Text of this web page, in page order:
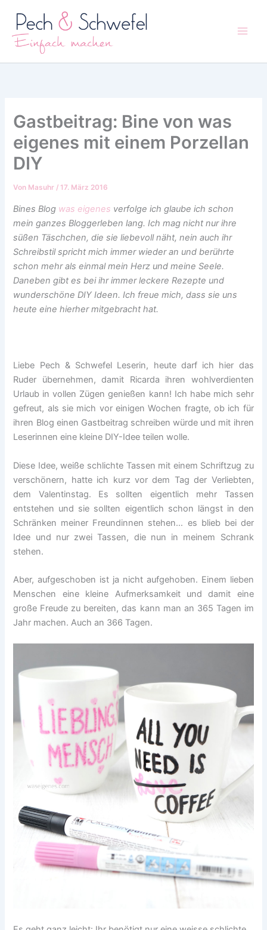
Inhalt
springen
Gastbeitrag: Bine von was
eigenes mit einem Porzellan
DIY
Von Masuhr /17. März 2016
Bines Blog was eigenes verfolge ich glaube ich schon
mein ganzes Bloggerleben lang. Ich mag nicht nur ihre
süßen Täschchen, die sie liebevoll näht, nein auch ihr
Schreibstil spricht mich immer wieder an und berührte
schon mehr als einmal mein Herz und meine Seele.
Daneben gibt es bei ihr immer leckere Rezepte und
wunderschöne DIY Ideen. Ich freue mich, dass sie uns
heute eine hierher mitgebracht hat.
Liebe Pech & Schwefel Leserin, heute darf ich hier das
Ruder übernehmen, damit Ricarda ihren wohlverdienten
Urlaub in vollen Zügen genießen kann! Ich habe mich sehr
gefreut, als sie mich vor einigen Wochen fragte, ob ich für
ihren Blog einen Gastbeitrag schreiben würde und mit ihren
Leserinnen eine kleine DIY-Idee teilen wolle.
Diese Idee, weiße schlichte Tassen mit einem Schriftzug zu
verschönern, hatte ich kurz vor dem Tag der Verliebten,
dem Valentinstag. Es sollten eigentlich mehr Tassen
entstehen und sie sollten eigentlich schon längst in den
Schränken meiner Freundinnen stehen… es blieb bei der
Idee und nur zwei Tassen, die nun in meinem Schrank
stehen.
Aber, aufgeschoben ist ja nicht aufgehoben. Einem lieben
Menschen eine kleine Aufmerksamkeit und damit eine
große Freude zu bereiten, das kann man an 365 Tagen im
Jahr machen. Auch an 366 Tagen.